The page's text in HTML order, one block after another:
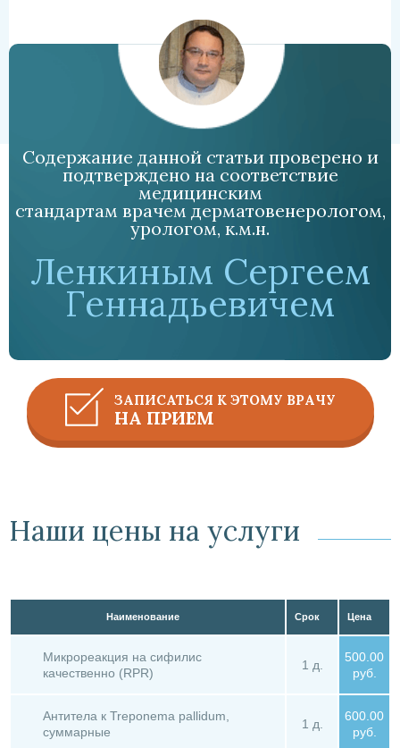
Содержание данной статьи проверено и
подтверждено на соответствие
медицинским
стандартам врачем дерматовенерологом,
урологом, к.м.н.
Ленкиным Сергеем
Геннадьевичем
ЗАПИСАТЬСЯ К ЭТОМУ ВРАЧУ
НА ПРИЕМ
Наши цены на услуги
Наименование Срок Цена
Микрореакция на сифилис
качественно (RPR)
1 д.
500.00
руб.
Антитела к Treponema pallidum,
суммарные
1 д.
600.00
руб.